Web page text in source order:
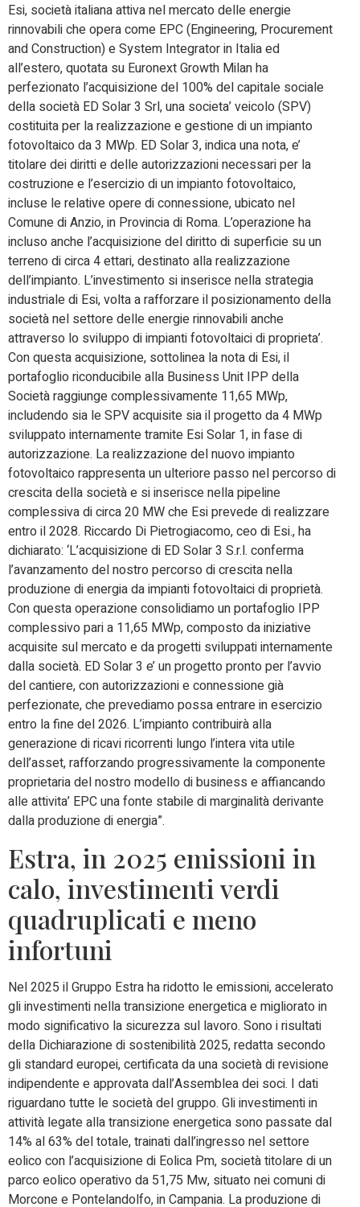
Esi, società italiana attiva nel mercato delle energie
rinnovabili che opera come EPC (Engineering, Procurement
and Construction) e System Integrator in Italia ed
all’estero, quotata su Euronext Growth Milan ha
perfezionato l’acquisizione del 100% del capitale sociale
della società ED Solar 3 Srl, una societa’ veicolo (SPV)
costituita per la realizzazione e gestione di un impianto
fotovoltaico da 3 MWp. ED Solar 3, indica una nota, e’
titolare dei diritti e delle autorizzazioni necessari per la
costruzione e l’esercizio di un impianto fotovoltaico,
incluse le relative opere di connessione, ubicato nel
Comune di Anzio, in Provincia di Roma. L’operazione ha
incluso anche l’acquisizione del diritto di superficie su un
terreno di circa 4 ettari, destinato alla realizzazione
dell’impianto. L’investimento si inserisce nella strategia
industriale di Esi, volta a rafforzare il posizionamento della
società nel settore delle energie rinnovabili anche
attraverso lo sviluppo di impianti fotovoltaici di proprieta’.
Con questa acquisizione, sottolinea la nota di Esi, il
portafoglio riconducibile alla Business Unit IPP della
Società raggiunge complessivamente 11,65 MWp,
includendo sia le SPV acquisite sia il progetto da 4 MWp
sviluppato internamente tramite Esi Solar 1, in fase di
autorizzazione. La realizzazione del nuovo impianto
fotovoltaico rappresenta un ulteriore passo nel percorso di
crescita della società e si inserisce nella pipeline
complessiva di circa 20 MW che Esi prevede di realizzare
entro il 2028. Riccardo Di Pietrogiacomo, ceo di Esi., ha
dichiarato: ‘L’acquisizione di ED Solar 3 S.r.l. conferma
l’avanzamento del nostro percorso di crescita nella
produzione di energia da impianti fotovoltaici di proprietà.
Con questa operazione consolidiamo un portafoglio IPP
complessivo pari a 11,65 MWp, composto da iniziative
acquisite sul mercato e da progetti sviluppati internamente
dalla società. ED Solar 3 e’ un progetto pronto per l’avvio
del cantiere, con autorizzazioni e connessione già
perfezionate, che prevediamo possa entrare in esercizio
entro la fine del 2026. L’impianto contribuirà alla
generazione di ricavi ricorrenti lungo l’intera vita utile
dell’asset, rafforzando progressivamente la componente
proprietaria del nostro modello di business e affiancando
alle attivita’ EPC una fonte stabile di marginalità derivante
dalla produzione di energia”.
Estra, in 2025 emissioni in
calo, investimenti verdi
quadruplicati e meno
infortuni
Nel 2025 il Gruppo Estra ha ridotto le emissioni, accelerato
gli investimenti nella transizione energetica e migliorato in
modo significativo la sicurezza sul lavoro. Sono i risultati
della Dichiarazione di sostenibilità 2025, redatta secondo
gli standard europei, certificata da una società di revisione
indipendente e approvata dall’Assemblea dei soci. I dati
riguardano tutte le società del gruppo. Gli investimenti in
attività legate alla transizione energetica sono passate dal
14% al 63% del totale, trainati dall’ingresso nel settore
eolico con l’acquisizione di Eolica Pm, società titolare di un
parco eolico operativo da 51,75 Mw, situato nei comuni di
Morcone e Pontelandolfo, in Campania. La produzione di